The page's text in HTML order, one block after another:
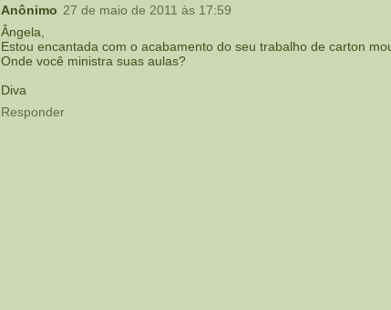
Anônimo 27 de maio de 2011 às 17:59
Ângela,
Estou encantada com o acabamento do seu trabalho de carton
Onde você ministra suas aulas?
Diva
Responder